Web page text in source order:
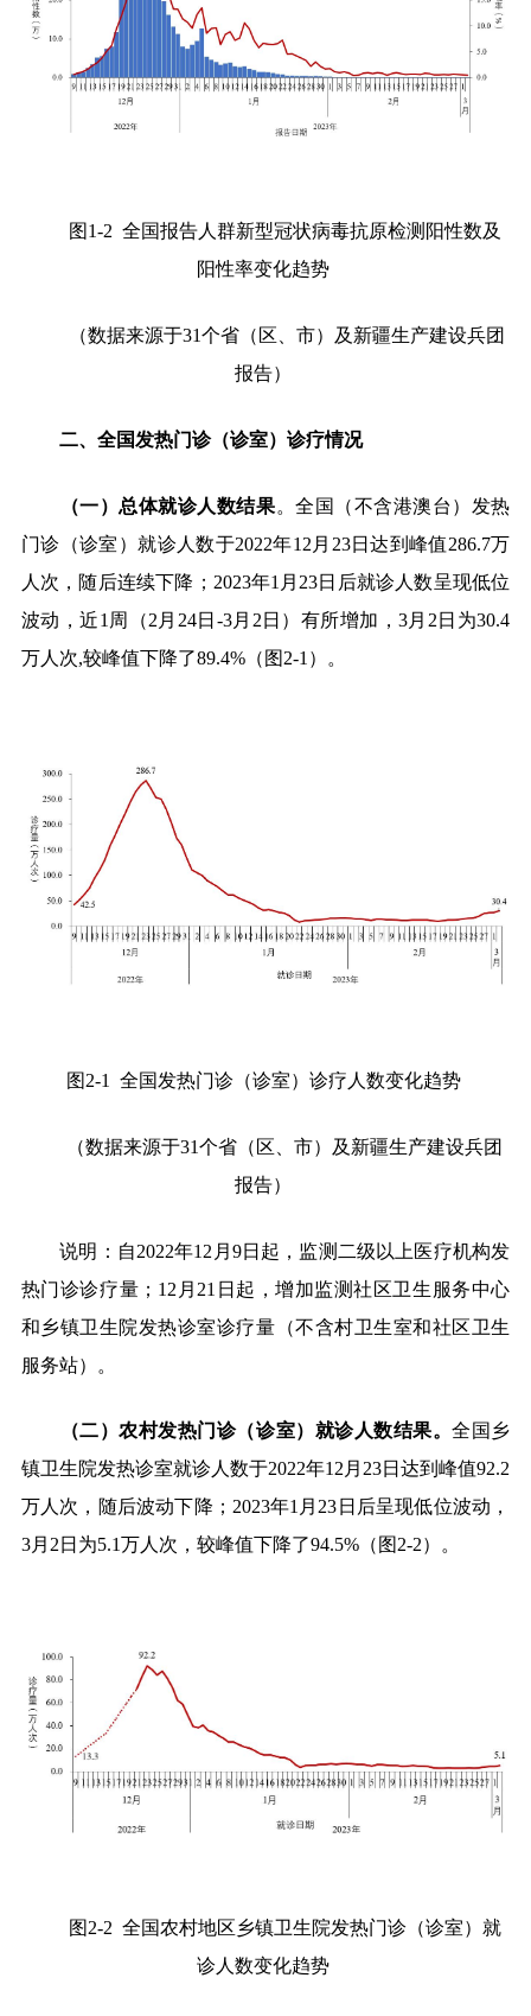
图1-2 全国报告人群新型冠状病毒抗原检测阳性数及
阳性率变化趋势
（数据来源于31个省（区、市）及新疆生产建设兵团
报告）
二、全国发热门诊（诊室）诊疗情况
（一）总体就诊人数结果。全国（不含港澳台）发热
门诊（诊室）就诊人数于2022年12 月 23日达到峰值286.7万
人次，随后连续下降； 2023年1 月 23日后就诊人数呈现低位
波动，近1 周（2 月 24日 -3月 2 日）有所增加，3月 2 日为30.4
万人次,较峰值下降了89.4%（图2-1 ）。
图2-1 全国发热门诊（诊室）诊疗人数变化趋势
（数据来源于31个省（区、市）及新疆生产建设兵团
报告）
说明：自2022年12 月 9日起，监测二级以上医疗机构发
热门诊诊疗量； 12 月 21 日起，增加监测社区卫生服务中心
和乡镇卫生院发热诊室诊疗量（不含村卫生室和社区卫生
服务站）。
（二）农村发热门诊（诊室）就诊人数结果。全国乡
镇卫生院发热诊室就诊人数于2022年12月23日达到峰值92.2
万人次，随后波动下降； 2023年1月23 日后呈现低位波动，
3月 2日为5.1万人次，较峰值下降了94.5%（图2-2）。
图2-2 全国农村地区乡镇卫生院发热门诊（诊室）就
诊人数变化趋势